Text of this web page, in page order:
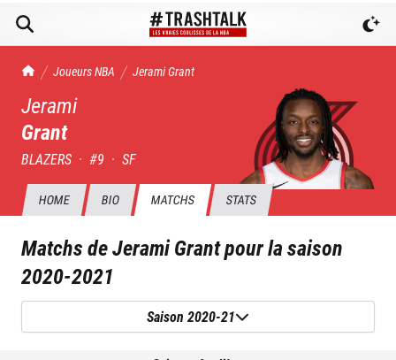
TrashTalk Actu NBA
Joueurs NBA JeramiGrant
Jerami
Grant
BLAZERS · #9 · SF
HOME BIO MATCHS STATS
Matchs deJerami Grantpour la saison
2020-2021
Saison 2020-21